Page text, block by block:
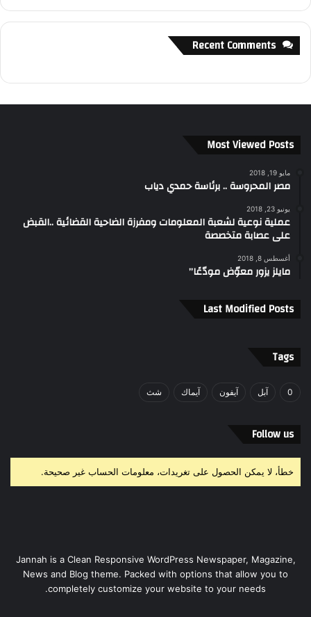
Recent Comments
Most Viewed Posts
مايو 19, 2018
مصر المحروسة .. برئاسة حمدي دياب
يونيو 23, 2018
عملية نوعية لشعبة المعلومات ومفرزة الضاحية القضائية ..القبض
على عصابة متخصصة
أغسطس 8, 2018
مايلز يزور معوّض مودّعًا”
Last Modified Posts
Tags
0 آبل آيفون آيماك شث
Follow us
خطأ، لا يمكن الحصول على تغريدات، معلومات الحساب غير صحيحة.
Jannah is a Clean Responsive WordPress Newspaper, Magazine,
News and Blog theme. Packed with options that allow you to
completely customize your website to your needs.